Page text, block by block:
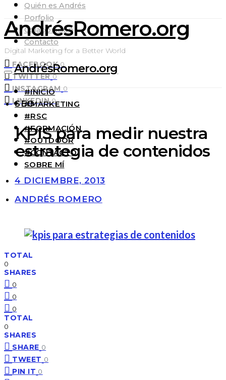
Quién es Andrés
Porfolio
Colaboración
Contacto
FACEBOOK 0
TWITTER 0
INSTAGRAM 0
LINKEDIN 0
AndrésRomero.org
Digital Marketing for a Better World
AndrésRomero.org
#INICIO
#MARKETING
#RSC
#FORMACIÓN
#OUTDOOR
#CONTACTO
SOBRE MÍ
SEO
KPIS para medir nuestra
estrategia de contenidos
4 DICIEMBRE, 2013
ANDRÉS ROMERO
TOTAL
0
SHARES
0
0
0
TOTAL
0
SHARES
SHARE 0
TWEET 0
PIN IT 0